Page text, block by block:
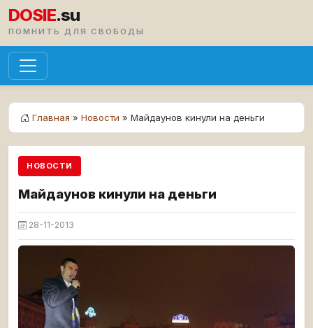
DOSIE.su
ПОМНИТЬ ДЛЯ СВОБОДЫ
Главная » Новости » Майдаунов кинули на деньги
НОВОСТИ
Майдаунов кинули на деньги
28-11-2013